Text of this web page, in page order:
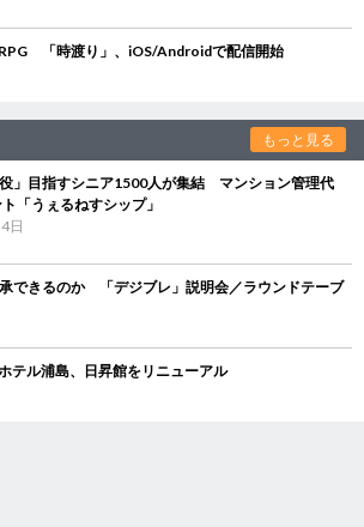
「時渡り」、iOS/Androidで配信開始
もっと見る
役」目指すシニア1500人が集結 マンション管理代
「うぇるねすシップ」
日
できるのか 「デジブレ」説明会／ラウンドテーブ
ル浦島、日昇館をリニューアル